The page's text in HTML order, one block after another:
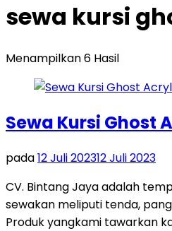
sewa kursi
Menampilkan 6 Hasil
Sewa Kursi Ghost
pada12 Juli 202312 Juli 2023
CV. Bintang Jaya adalah
sewakan meliputi tenda,
Produk yangkami tawarkan